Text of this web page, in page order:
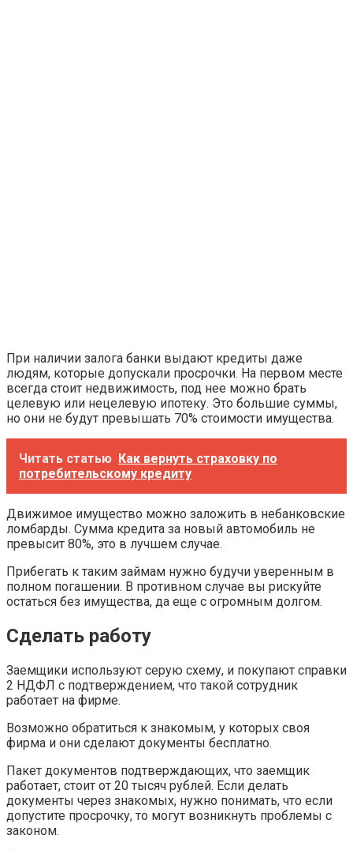
При наличии залога банки выдают кредиты даже
людям, которые допускали просрочки. На первом месте
всегда стоит недвижимость, под нее можно брать
целевую или нецелевую ипотеку. Это большие суммы,
но они не будут превышать 70% стоимости имущества.
Читать статью Как вернуть страховку по
потребительскому кредиту
Движимое имущество можно заложить в небанковские
ломбарды. Сумма кредита за новый автомобиль не
превысит 80%, это в лучшем случае.
Прибегать к таким займам нужно будучи уверенным в
полном погашении. В противном случае вы рискуйте
остаться без имущества, да еще с огромным долгом.
Сделать работу
Заемщики используют серую схему, и покупают справки
2 НДФЛ с подтверждением, что такой сотрудник
работает на фирме.
Возможно обратиться к знакомым, у которых своя
фирма и они сделают документы бесплатно.
Пакет документов подтверждающих, что заемщик
работает, стоит от 20 тысяч рублей. Если делать
документы через знакомых, нужно понимать, что если
допустите просрочку, то могут возникнуть проблемы с
законом.